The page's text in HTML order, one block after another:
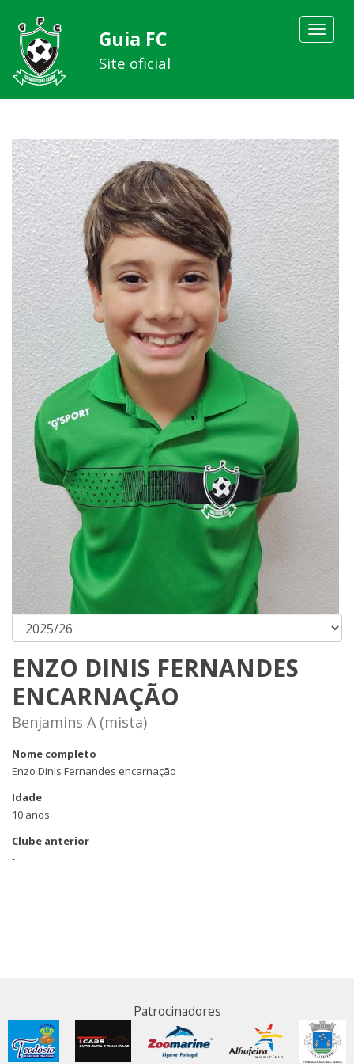
Toggle
Guia FC
Site oficial
ENZO DINIS FERNANDES
ENCARNAÇÃO
Benjamins A (mista)
Nome completo
Enzo Dinis Fernandes encarnação
Idade
10 anos
Clube anterior
-
Patrocinadores